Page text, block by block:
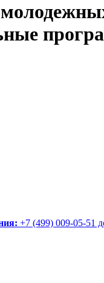
+7 (499) 009-05-51